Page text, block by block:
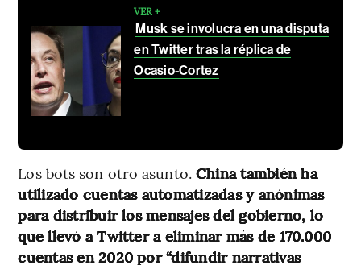
VER +
Musk se involucra en una disputa
en Twitter tras la réplica de
Ocasio-Cortez
Los bots son otro asunto. China también ha
utilizado cuentas automatizadas y anónimas
para distribuir los mensajes del gobierno, lo
que llevó a Twitter a eliminar más de 170.000
cuentas en 2020 por “difundir narrativas